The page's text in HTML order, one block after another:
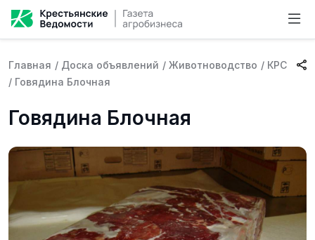
Главная / Доска объявлений / Животноводство / КРС
/ Говядина Блочная
Говядина Блочная